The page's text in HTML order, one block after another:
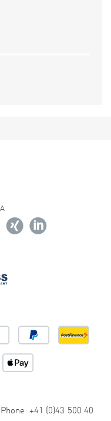
+41 (0)43 500 40